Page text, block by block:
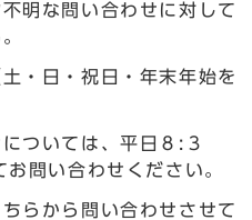
明な問い合わせに対して
・日・祝日・年末年始を
ついては、平日８:３
問い合わせください。
らから問い合わせさせて